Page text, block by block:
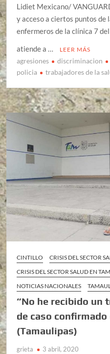
Lidiet Mexicano/
y acceso a ciertos puntos de
enfermeros de la clínica 7
atiende a …
LEER MÁS
agresiones discriminacion
policia
trabajadores de la
CINTILLO
CRISIS DEL SECTOR
CRISIS DEL SECTOR SALUD EN
NOTICIAS NACIONALES
“No he recibido un
de caso confirmado
(Tamaulipas)
grieta 3 abril, 2020